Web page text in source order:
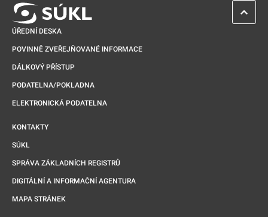
ÚŘEDNÍ DESKA
POVINNĚ ZVEŘEJŇOVANÉ INFORMACE
DÁLKOVÝ PŘÍSTUP
PODATELNA/POKLADNA
ELEKTRONICKÁ PODATELNA
KONTAKTY
SÚKL
SPRÁVA ZÁKLADNÍCH REGISTRŮ
DIGITÁLNÍ A INFORMAČNÍ AGENTURA
MAPA STRÁNEK
ZPĚT